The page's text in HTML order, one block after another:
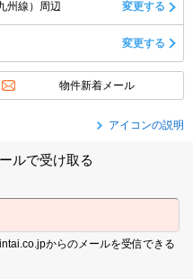
州線）周辺 変更する
変更する
物件新着メール
アイコンの説明
ルで受け取る
からのメールを受信できる